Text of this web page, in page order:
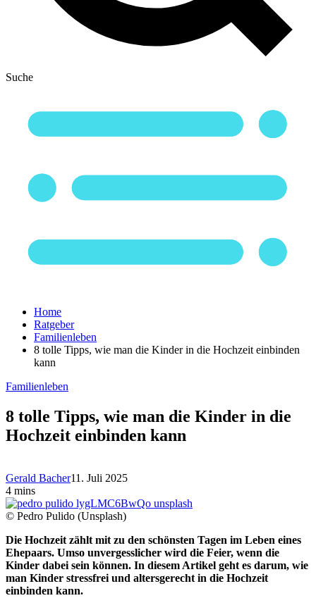
Suche
Home
Ratgeber
Familienleben
8 tolle Tipps, wie man die Kinder in die Hochzeit einbinden
kann
Familienleben
8 tolle Tipps, wie man die Kinder in die
Hochzeit einbinden kann
Gerald Bacher11. Juli 2025
4 mins
© Pedro Pulido (Unsplash)
Die Hochzeit zählt mit zu den schönsten Tagen im Leben eines
Ehepaars. Umso unvergesslicher wird die Feier, wenn die
Kinder dabei sein können. In diesem Artikel geht es darum, wie
man Kinder stressfrei und altersgerecht in die Hochzeit
einbinden kann.